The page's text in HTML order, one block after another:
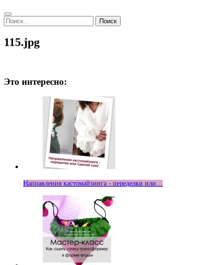
Search
Найти:
115.jpg
Это интересно:
Направления кастомайзинга - переделки или…